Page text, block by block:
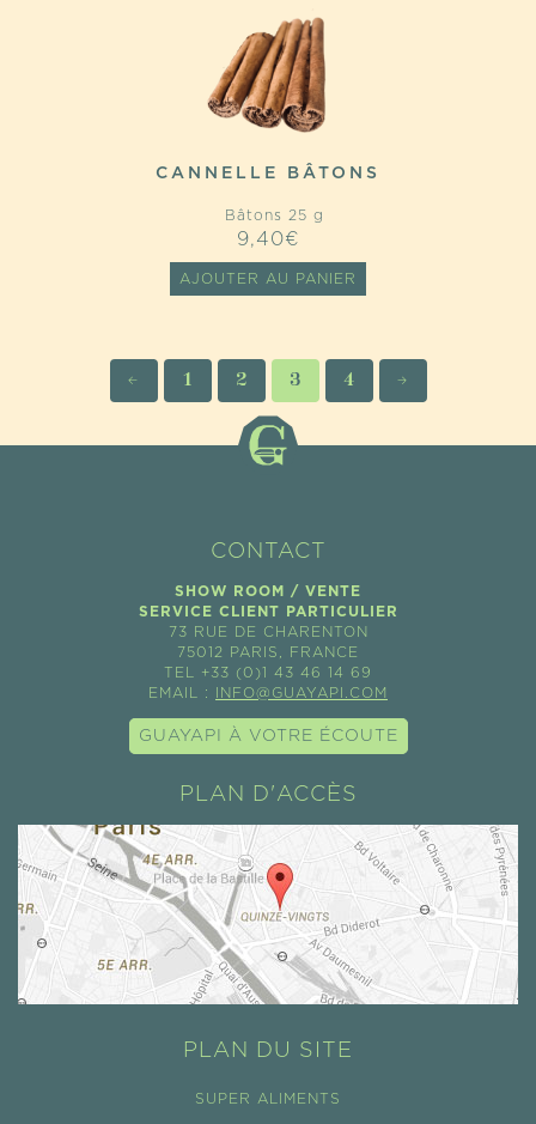
CANNELLE BÂTONS
Bâtons 25 g
9,40€
AJOUTER AU PANIER
← 1 2 3 4 →
CONTACT
SHOW ROOM / VENTE
SERVICE CLIENT PARTICULIER
73 RUE DE CHARENTON
75012 PARIS, FRANCE
TEL +33 (0)1 43 46 14 69
EMAIL :
INFO@GUAYAPI.COM
GUAYAPI À VOTRE ÉCOUTE
PLAN D'ACCÈS
PLAN DU SITE
SUPER ALIMENTS